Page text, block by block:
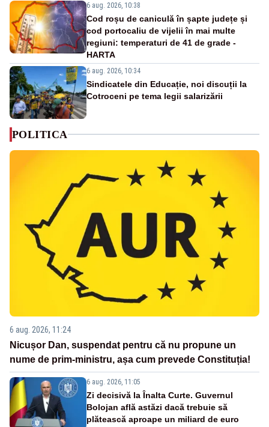
6 aug. 2026, 10:38
Cod roșu de caniculă în șapte județe și
cod portocaliu de vijelii în mai multe
regiuni: temperaturi de 41 de grade -
HARTA
6 aug. 2026, 10:34
Sindicatele din Educație, noi discuții la
Cotroceni pe tema legii salarizării
POLITICA
6 aug. 2026, 11:24
Nicușor Dan, suspendat pentru că nu propune un
nume de prim-ministru, așa cum prevede Constituția!
6 aug. 2026, 11:05
Zi decisivă la Înalta Curte. Guvernul
Bolojan află astăzi dacă trebuie să
plătească aproape un miliard de euro